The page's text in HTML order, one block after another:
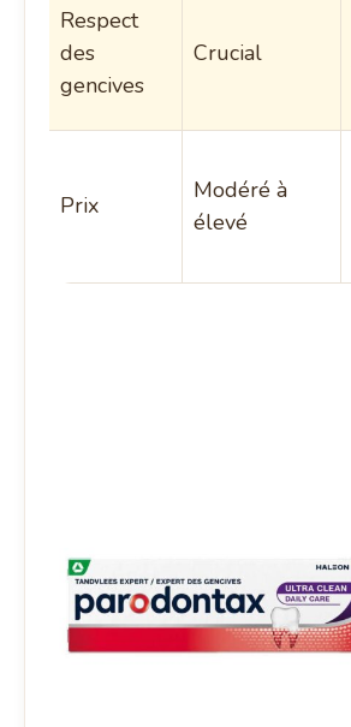
Respect
des
gencives
Crucial
Prix
Modéré à
élevé